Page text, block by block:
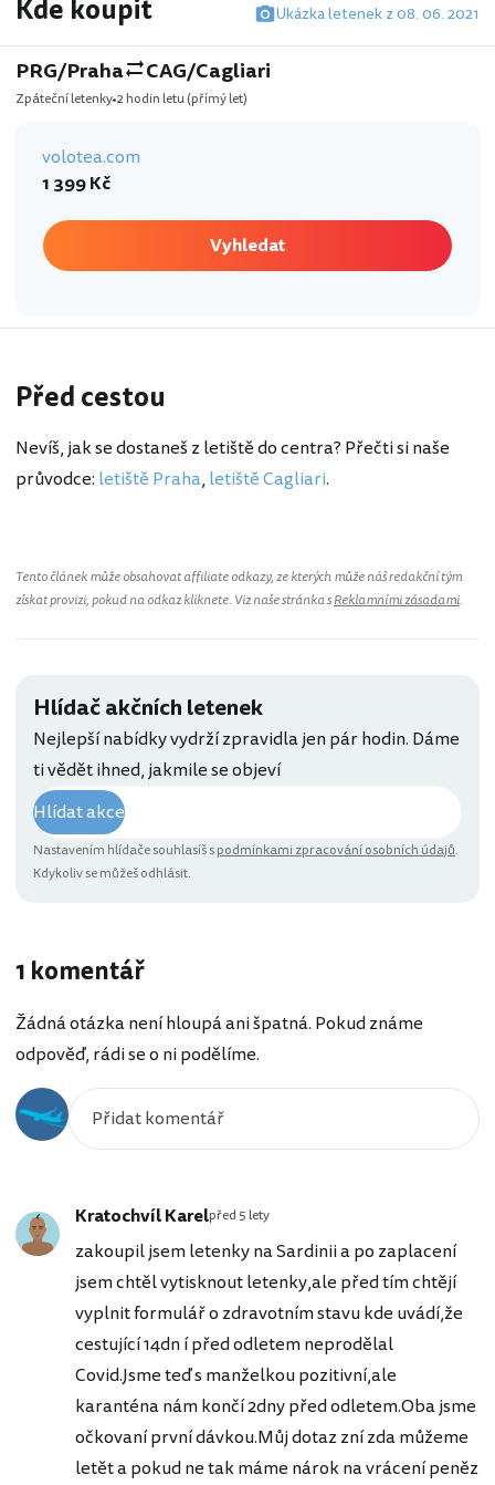
Kde koupit Ukázka letenek z 08. 06. 2021
PRG/Praha CAG/Cagliari
Zpáteční letenky 2 hodin letu (přímý let)
volotea.com
1 399 Kč
Vyhledat
Před cestou
Nevíš, jak se dostaneš z letiště do centra? Přečti si naše
průvodce: letiště Praha, letiště Cagliari.
Tento článek může obsahovat affiliate odkazy, ze kterých může náš redakční tým
získat provizi, pokud na odkaz kliknete. Viz naše stránka sReklamními zásadami.
Hlídač akčních letenek
Nejlepší nabídky vydrží zpravidla jen pár hodin. Dáme
ti vědět ihned, jakmile se objeví
Hlídat akce
Nastavením hlídače souhlasíš spodmínkami zpracování osobních údajů.
Kdykoliv se můžeš odhlásit.
1 komentář
Žádná otázka není hloupá ani špatná. Pokud známe
odpověď, rádi se o ni podělíme.
Kratochvíl Karelpřed 5 lety
zakoupil jsem letenky na Sardinii a po zaplacení
jsem chtěl vytisknout letenky,ale před tím chtějí
vyplnit formulář o zdravotním stavu kde uvádí,že
cestující 14dn í před odletem neprodělal
Covid.Jsme teď s manželkou pozitivní,ale
karanténa nám končí 2dny před odletem.Oba jsme
očkovaní první dávkou.Můj dotaz zní zda můžeme
letět a pokud ne tak máme nárok na vrácení peněz